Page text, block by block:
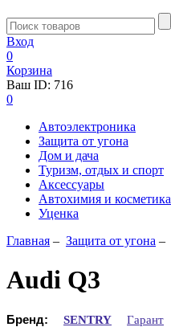
Вход
0
Корзина
Ваш ID: 716
0
Автоэлектроника
Защита от угона
Дом и дача
Туризм, отдых и спорт
Аксессуары
Автохимия и косметика
Уценка
Главная – Защита от угона –
Audi Q3
Бренд: SENTRY Гарант